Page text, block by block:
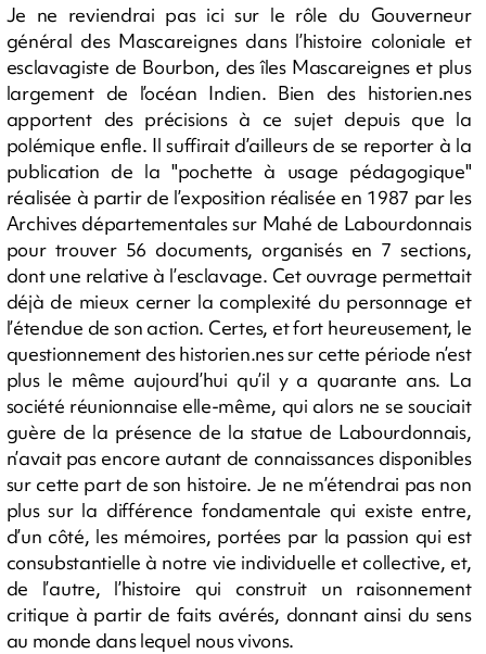
Je ne reviendrai pas ici sur le rôle du Gouverneur
général des Mascareignes dans l’histoire coloniale et
esclavagiste de Bourbon, des îles Mascareignes et plus
largement de l’océan Indien. Bien des historien.nes
apportent des précisions à ce sujet depuis que la
polémique enfle. Il suffirait d’ailleurs de se reporter à la
publication de la "pochette à usage pédagogique"
réalisée à partir de l’exposition réalisée en 1987 par les
Archives départementales sur Mahé de Labourdonnais
pour trouver 56 documents, organisés en 7 sections,
dont une relative à l’esclavage. Cet ouvrage permettait
déjà de mieux cerner la complexité du personnage et
l’étendue de son action. Certes, et fort heureusement, le
questionnement des historien.nes sur cette période n’est
plus le même aujourd’hui qu’il y a quarante ans. La
société réunionnaise elle-même, qui alors ne se souciait
guère de la présence de la statue de Labourdonnais,
n’avait pas encore autant de connaissances disponibles
sur cette part de son histoire. Je ne m’étendrai pas non
plus sur la différence fondamentale qui existe entre,
d’un côté, les mémoires, portées par la passion qui est
consubstantielle à notre vie individuelle et collective, et,
de l’autre, l’histoire qui construit un raisonnement
critique à partir de faits avérés, donnant ainsi du sens
au monde dans lequel nous vivons.